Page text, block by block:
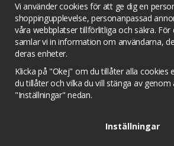
Villkor Kontakta oss
Twitter
YouTube
Prisjakt
Integritets
Tävlingsvillkor
Om
Cookie inställningar
Vi använder cookies för att ge dig en
shoppingupplevelse, personanpassad
våra webbplatser tillförlitliga och säkra. För
samlar vi in information om användarna,
deras enheter.
Klicka på "Okej" om du tillåter alla cookies
du tillåter och vilka du vill stänga av genom
"Inställningar" nedan.
Inställningar